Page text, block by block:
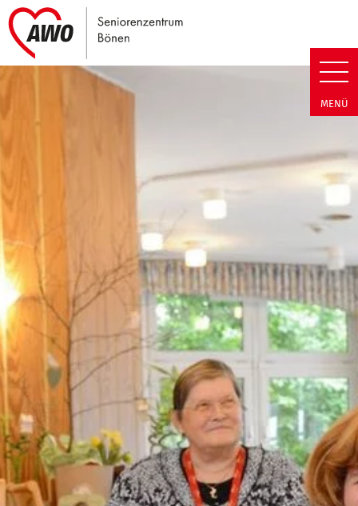
Link zu Home
Seniorenzentrum Bönen |
MENÜ